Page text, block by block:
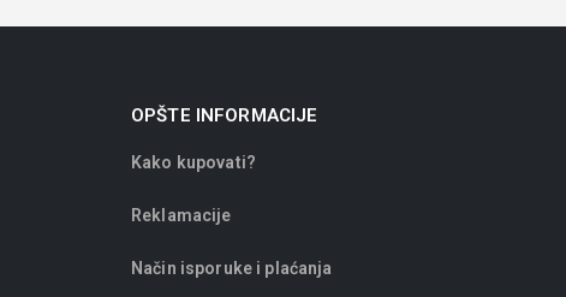
OPŠTE INFORMACIJE
Kako kupovati?
Reklamacije
Način isporuke i plaćanja